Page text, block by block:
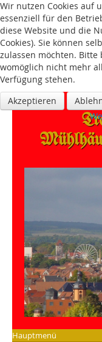
Hauptmenü
Wir nutzen Cookies auf
essenziell für den
diese Website und die
Cookies). Sie können
zulassen möchten. Bitte
womöglich nicht mehr
Verfügung stehen.
Akzeptieren